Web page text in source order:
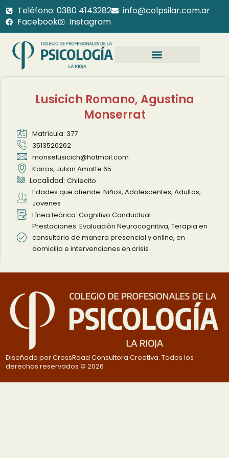
Teléfono: 0380 4143282
info@colpsilar.com.ar
Facebook
Instagram
Lusicich Romano, Agustina
Monserrat
Matrícula: 377
3513520262
monselusicich@hotmail.com
Kairos, Julian Amatte 65
Localidad:Chilecito
Edades que atiende: Niños, Adolescentes, Adultos,
Jovenes
Línea teórica: Cognitivo Conductual
Prestaciones: Evaluaciòn Neurocognitiva, Terapia en
consultorio de manera presencial y online, en
domicilio e intervenciones en crisis
Diseñado por CrossRoad Consultora Creativa. Todos los
derechos reservados © 2026